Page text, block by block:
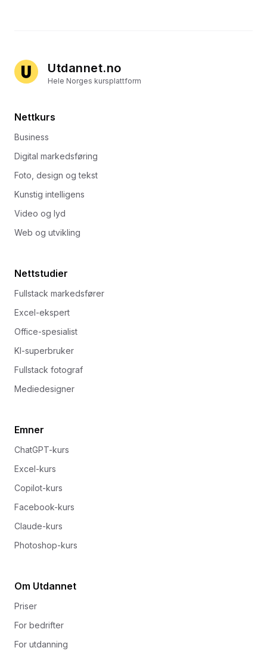
Utdannet.no
Hele Norges kursplattform
Nettkurs
Business
Digital markedsføring
Foto, design og tekst
Kunstig intelligens
Video og lyd
Web og utvikling
Nettstudier
Fullstack markedsfører
Excel-ekspert
Office-spesialist
KI-superbruker
Fullstack fotograf
Mediedesigner
Emner
ChatGPT-kurs
Excel-kurs
Copilot-kurs
Facebook-kurs
Claude-kurs
Photoshop-kurs
Om Utdannet
Priser
For bedrifter
For utdanning